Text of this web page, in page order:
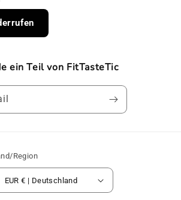
ein Teil von FitTasteTic
Region
EUR € | Deutschland